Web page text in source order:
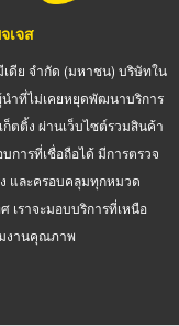
เจส
เดีย จำกัด (มหาชน) บริษัทใน
นำที่ไม่เคยหยุดพัฒนาบริการ
ตติ้ง ผ่านเว็บไซต์รวมสินค้า
การที่เชื่อถือได้ มีการตรวจ
และครอบคลุมทุกหมวด
เราจะมอบบริการที่เหนือ
งานคุณภาพ